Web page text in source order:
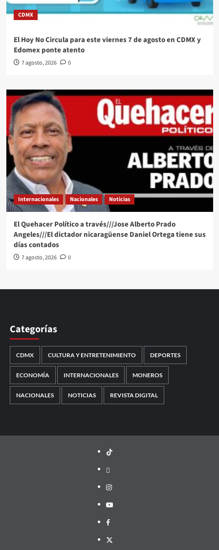
CDMX
El Hoy No Circula para este viernes 7 de agosto en CDMX y
Edomex ponte atento
7 agosto, 2026 0
Internacionales Nacionales Noticias
El Quehacer Político a través///Jose Alberto Prado
Angeles///El dictador nicaragüense Daniel Ortega tiene sus
días contados
7 agosto, 2026 0
Categorías
CDMX CULTURA Y ENTRETENIMIENTO DEPORTES
ECONOMÍA INTERNACIONALES MONEROS
NACIONALES NOTICIAS REVISTA DIGITAL
TikTok
threads
Instagram
Youtube
Facebook
X